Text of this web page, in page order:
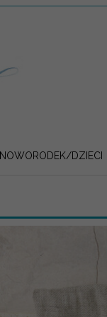
NOWORODEK/DZIECI